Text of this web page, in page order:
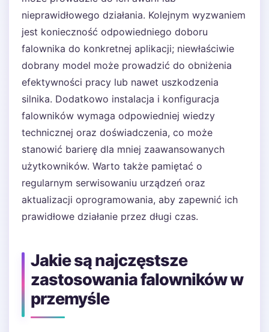
nieprawidłowego działania. Kolejnym wyzwaniem
jest konieczność odpowiedniego doboru
falownika do konkretnej aplikacji; niewłaściwie
dobrany model może prowadzić do obniżenia
efektywności pracy lub nawet uszkodzenia
silnika. Dodatkowo instalacja i konfiguracja
falowników wymaga odpowiedniej wiedzy
technicznej oraz doświadczenia, co może
stanowić barierę dla mniej zaawansowanych
użytkowników. Warto także pamiętać o
regularnym serwisowaniu urządzeń oraz
aktualizacji oprogramowania, aby zapewnić ich
prawidłowe działanie przez długi czas.
Jakie są najczęstsze
zastosowania falowników w
przemyśle